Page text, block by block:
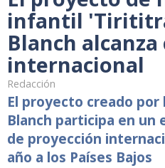
infantil
Blanch alcanza
internacional
Redacción
El proyecto creado
Blanch participa en un
de proyección
año a los Países Bajos